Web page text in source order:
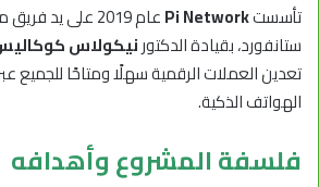
تأسستPi Network
عام 2019 على
ستانفورد، بقيادة الدكتورنيكولاس
تعدين العملات الرقمية سهلًا ومتاحًا للجميع
الهواتف الذكية.
فلسفة المشروع وأهدافه